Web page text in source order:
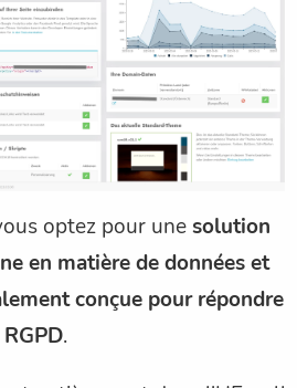
optez pour unesolution
en matière de données et
conçue pour répondre
.